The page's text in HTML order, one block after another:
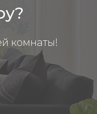
комнаты!